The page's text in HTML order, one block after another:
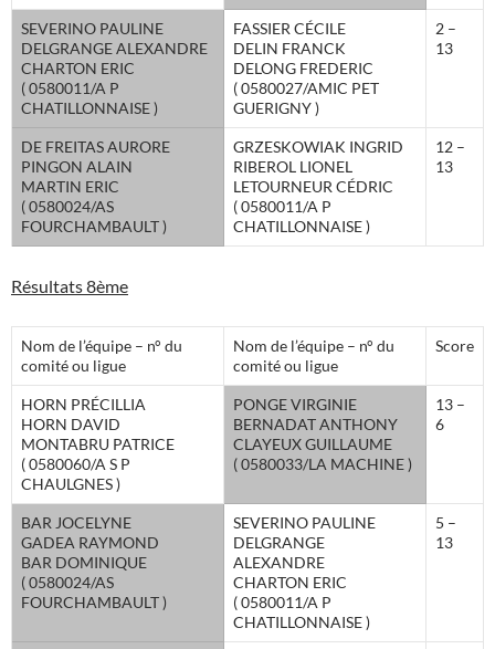
SEVERINO PAULINE
DELGRANGE ALEXANDRE
CHARTON ERIC
( 0580011/A P
CHATILLONNAISE )
FASSIER CÉCILE
DELIN FRANCK
DELONG FREDERIC
( 0580027/AMIC PET
GUERIGNY )
2 –
13
DE FREITAS AURORE
PINGON ALAIN
MARTIN ERIC
( 0580024/AS
FOURCHAMBAULT )
GRZESKOWIAK INGRID
RIBEROL LIONEL
LETOURNEUR CÉDRIC
( 0580011/A P
CHATILLONNAISE )
12 –
13
Résultats 8ème
Nom de l’équipe – n° du
comité ou ligue
Nom de l’équipe – n° du
comité ou ligue
Score
HORN PRÉCILLIA
HORN DAVID
MONTABRU PATRICE
( 0580060/A S P
CHAULGNES )
PONGE VIRGINIE
BERNADAT ANTHONY
CLAYEUX GUILLAUME
( 0580033/LA MACHINE )
13 –
6
BAR JOCELYNE
GADEA RAYMOND
BAR DOMINIQUE
( 0580024/AS
FOURCHAMBAULT )
SEVERINO PAULINE
DELGRANGE
ALEXANDRE
CHARTON ERIC
( 0580011/A P
CHATILLONNAISE )
5 –
13